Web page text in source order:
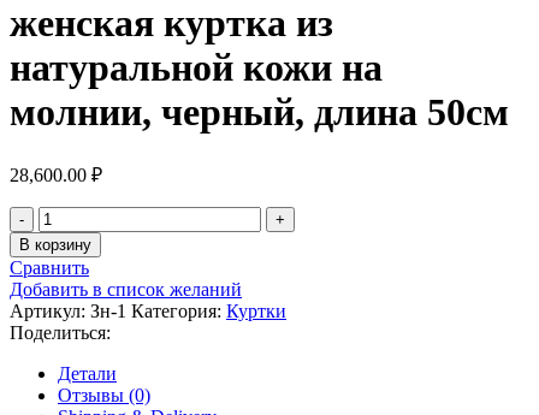
женская куртка из
натуральной кожи на
молнии, черный, длина 50см
28,600.00 ₽
В корзину
Сравнить
Добавить в список желаний
Артикул: Зн-1 Категория: Куртки
Поделиться:
Детали
Отзывы (0)